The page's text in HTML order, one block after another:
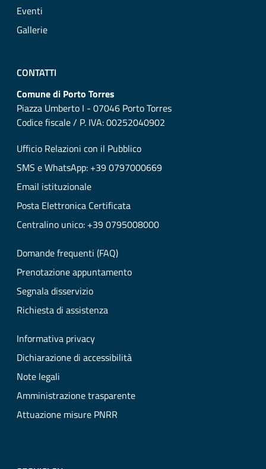
Eventi
Gallerie
CONTATTI
Comune di Porto Torres
Piazza Umberto I - 07046 Porto Torres
Codice fiscale / P. IVA: 00252040902
Ufficio Relazioni con il Pubblico
SMS e WhatsApp: +39 0797000669
Email istituzionale
Posta Elettronica Certificata
Centralino unico: +39 0795008000
Domande frequenti (FAQ)
Prenotazione appuntamento
Segnala disservizio
Richiesta di assistenza
Informativa privacy
Dichiarazione di accessibilità
Note legali
Amministrazione trasparente
Attuazione misure PNRR